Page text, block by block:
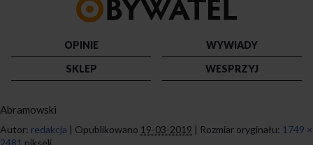
strony
OPINIE
WYWIADY
SKLEP
WESPRZYJ
Abramowski
Autor: redakcja | Opublikowano 19-03-2019 | Rozmiar oryginału: 1749 ×
2481 pikseli